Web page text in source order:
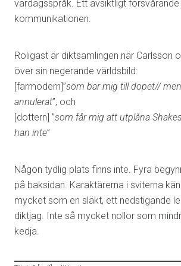
vardagsspråk. Ett avsiktligt
kommunikationen.
Roligast är diktsamlingen när Carlsson
över sin negerande världsbild:
[farmodern]”som bar mig till dopet//
annulerat”, och
[dottern] ”som får mig att utplåna
han inte”
Någon tydlig plats finns inte. Fyra
på baksidan. Karaktärerna i sviterna
mycket som en släkt, ett nedstigande
diktjag. Inte så mycket nollor som
kedja.